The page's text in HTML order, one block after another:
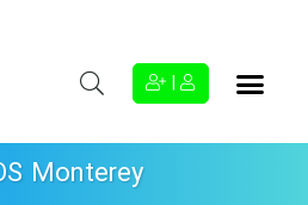
Monterey